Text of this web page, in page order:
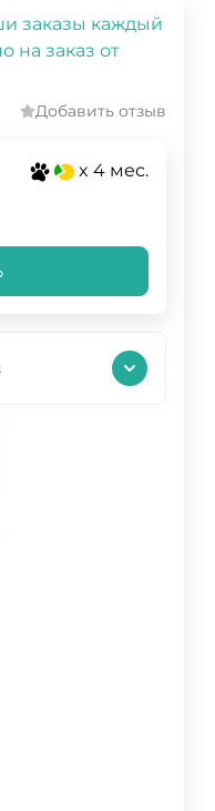
заказы каждый
на заказ от
Добавить отзыв
x 4 мес.